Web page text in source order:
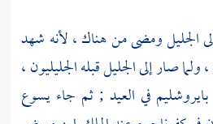
الجليلومضى من هناك ، لأنه شهد
ولما صار إلىالجليلقبله الجليليون ،
في العيد ; ثم جاء يسوع